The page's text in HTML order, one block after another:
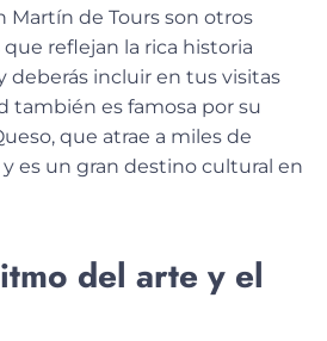
Martín de Tours son otros
reflejan la rica historia
deberás incluir en tus visitas
también es famosa por su
que atrae a miles de
es un gran destino cultural en
del arte y el